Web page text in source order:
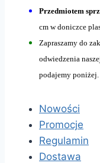
Przedmiotem
cm w doniczce
Zapraszamy do
odwiedzenia
podajemy poniżej.
Nowości
Promocje
Regulamin
Dostawa